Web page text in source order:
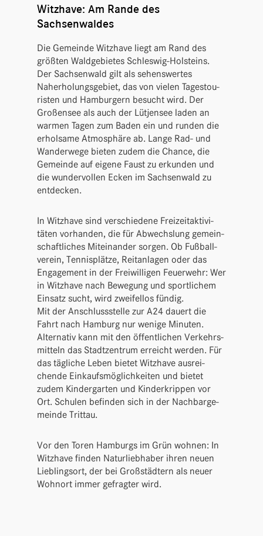
Witzhave: Am Rande des
Sachsenwaldes
Die Gemeinde Witz­have liegt am Rand des
größten Wald­ge­bietes Schleswig-Holsteins.
Der Sach­sen­wald gilt als sehens­wertes
Naherho­lungs­ge­biet, das von vielen Tages­tou­
risten und Hambur­gern besucht wird. Der
Großensee als auch der Lütjensee laden an
warmen Tagen zum Baden ein und runden die
erhol­same Atmo­sphäre ab. Lange Rad- und
Wander­wege bieten zudem die Chance, die
Gemeinde auf eigene Faust zu erkunden und
die wunder­vollen Ecken im Sach­sen­wald zu
entdecken.
In Witz­have sind verschie­dene Frei­zeit­ak­ti­vi­
täten vorhanden, die für Abwechs­lung gemein­
schaft­li­ches Mitein­ander sorgen. Ob Fußball­
verein, Tennis­plätze, Reit­an­lagen oder das
Enga­ge­ment in der Frei­wil­ligen Feuer­wehr: Wer
in Witz­have nach Bewe­gung und sport­li­chem
Einsatz sucht, wird zwei­fellos fündig.
Mit der Anschluss­stelle zur A24 dauert die
Fahrt nach Hamburg nur wenige Minuten.
Alter­nativ kann mit den öffent­li­chen Verkehrs­
mit­teln das Stadt­zen­trum erreicht werden. Für
das tägliche Leben bietet Witz­have ausrei­
chende Einkaufs­mög­lich­keiten und bietet
zudem Kinder­garten und Kinder­krippen vor
Ort. Schulen befinden sich in der Nach­bar­ge­
meinde Trittau.
Vor den Toren Hamburgs im Grün wohnen: In
Witz­have finden Natur­lieb­haber ihren neuen
Lieb­lingsort, der bei Groß­städ­tern als neuer
Wohnort immer gefragter wird.